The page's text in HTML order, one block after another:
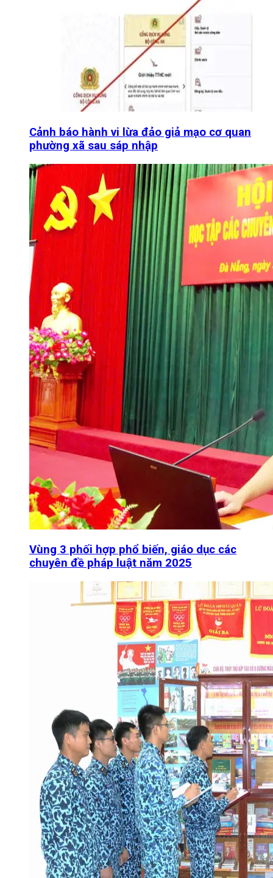
Cảnh báo hành vi lừa đảo giả mạo cơ quan
phường xã sau sáp nhập
Vùng 3 phối hợp phổ biến, giáo dục các
chuyên đề pháp luật năm 2025